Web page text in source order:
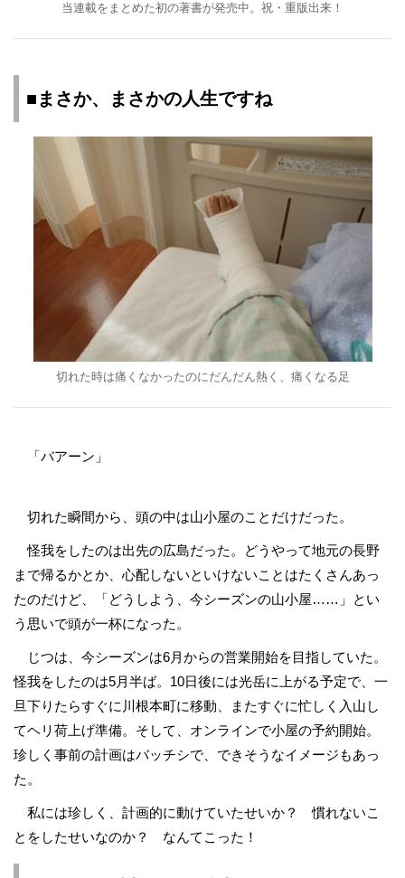
当連載をまとめた初の著書が発売中。祝・重版出来！
■まさか、まさかの人生ですね
切れた時は痛くなかったのにだんだん熱く、痛くなる足
「バアーン」
切れた瞬間から、頭の中は山小屋のことだけだった。
怪我をしたのは出先の広島だった。どうやって地元の長野
まで帰るかとか、心配しないといけないことはたくさんあっ
たのだけど、「どうしよう、今シーズンの山小屋……」とい
う思いで頭が一杯になった。
じつは、今シーズンは6月からの営業開始を目指していた。
怪我をしたのは5月半ば。10日後には光岳に上がる予定で、一
旦下りたらすぐに川根本町に移動、またすぐに忙しく入山し
てヘリ荷上げ準備。そして、オンラインで小屋の予約開始。
珍しく事前の計画はバッチシで、できそうなイメージもあっ
た。
私には珍しく、計画的に動けていたせいか？ 慣れないこ
とをしたせいなのか？ なんてこった！